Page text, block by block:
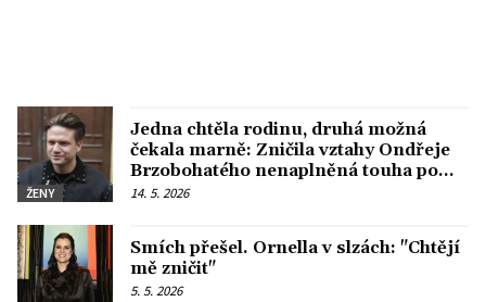
ŽENY
Jedna chtěla rodinu, druhá možná
čekala marně: Zničila vztahy Ondřeje
Brzobohatého nenaplněná touha po
dítěti
14. 5. 2026
Smích přešel. Ornella v slzách: "Chtějí
mě zničit"
5. 5. 2026